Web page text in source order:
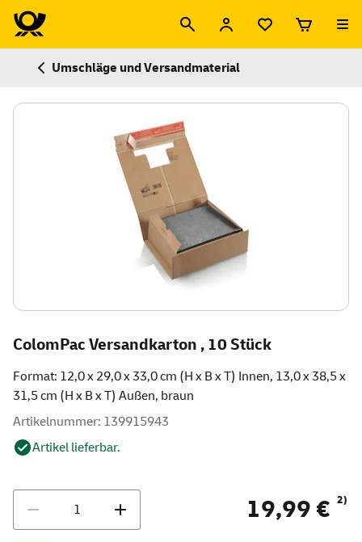
Umschläge und Versandmaterial
ColomPac Versandkarton , 10 Stück
Format: 12,0 x 29,0 x 33,0 cm (H x B x T) Innen, 13,0 x 38,5 x
31,5 cm (H x B x T) Außen, braun
Artikelnummer: 139915943
Artikel lieferbar.
19,99 € 2)